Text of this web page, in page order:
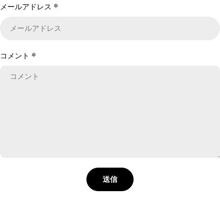
メールアドレス *
コメント *
送信